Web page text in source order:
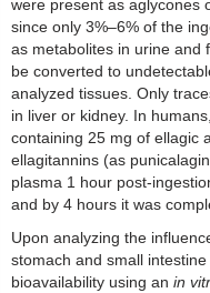
were present as aglycones
since only 3%–6% of the
as metabolites in urine and
be converted to
analyzed tissues. Only
in liver or kidney. In
containing 25 mg of ellagic
ellagitannins (as
plasma 1 hour post-
and by 4 hours it was
Upon analyzing the
stomach and small
bioavailability using an in